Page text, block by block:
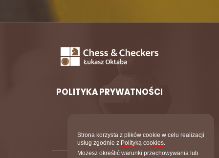
POLITYKA PRYWATNOŚCI
Strona korzysta z plików cookie w celu realizacji
usług zgodnie z Polityką cookies.
Możesz określić warunki przechowywania lub